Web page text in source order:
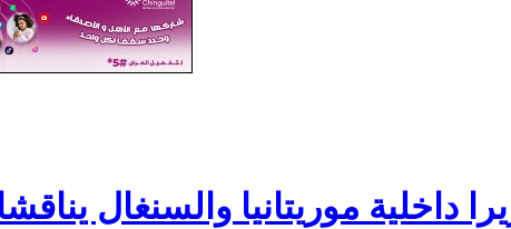
داخلية موريتانيا والسنغال